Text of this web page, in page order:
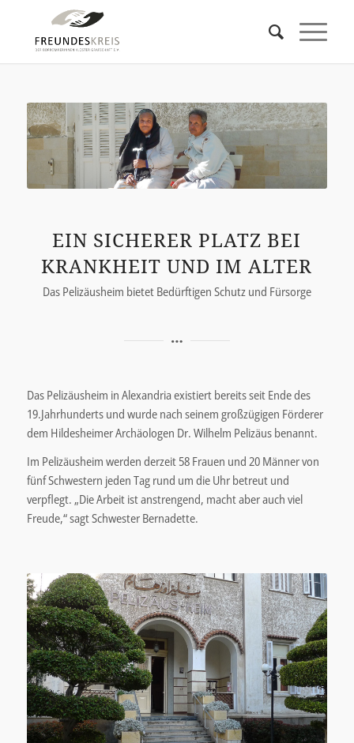
EIN SICHERER PLATZ BEI
KRANKHEIT UND IM ALTER
Das Pelizäusheim bietet Bedürftigen Schutz und Fürsorge
Das Pelizäusheim in Alexandria existiert bereits seit Ende des
19.Jahrhunderts und wurde nach seinem großzügigen Förderer
dem Hildesheimer Archäologen Dr. Wilhelm Pelizäus benannt.
Im Pelizäusheim werden derzeit 58 Frauen und 20 Männer von
fünf Schwestern jeden Tag rund um die Uhr betreut und
verpflegt. „Die Arbeit ist anstrengend, macht aber auch viel
Freude,“ sagt Schwester Bernadette.